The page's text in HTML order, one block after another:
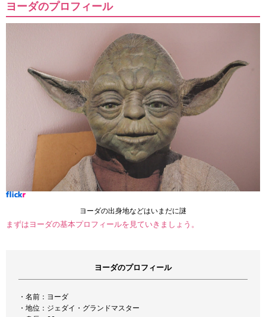
ヨーダのプロフィール
ヨーダの出身地などはいまだに謎
まずはヨーダの基本プロフィールを見ていきましょう。
ヨーダのプロフィール
・名前：ヨーダ
・地位：ジェダイ・グランドマスター